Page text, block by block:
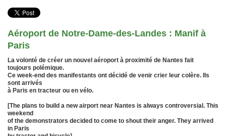
Aéroport de Notre-Dame-des-Landes : Manif à
Paris
La volonté de créer un nouvel aéroport à proximité de Nantes fait
toujours polémique.
Ce week-end des manifestants ont décidé de venir crier leur colère. Ils
sont arrivés
à Paris en tracteur ou en vélo.
[The plans to build a new airport near Nantes is always controversial. This
weekend
of the demonstrators decided to come to shout their anger. They arrived
in Paris